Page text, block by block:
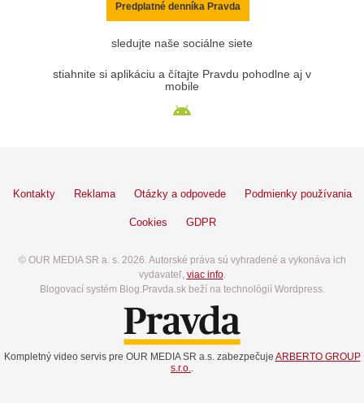
Predplatné denníka Pravda
sledujte naše sociálne siete
stiahnite si aplikáciu a čítajte Pravdu pohodlne aj v
mobile
Kontakty Reklama Otázky a odpovede Podmienky používania
Cookies GDPR
© OUR MEDIA SR a. s. 2026. Autorské práva sú vyhradené a vykonáva ich
vydavateľ, viac info.
Blogovací systém Blog.Pravda.sk beží na technológií Wordpress.
Kompletný video servis pre OUR MEDIA SR a.s. zabezpečuje ARBERTO GROUP
s.r.o..